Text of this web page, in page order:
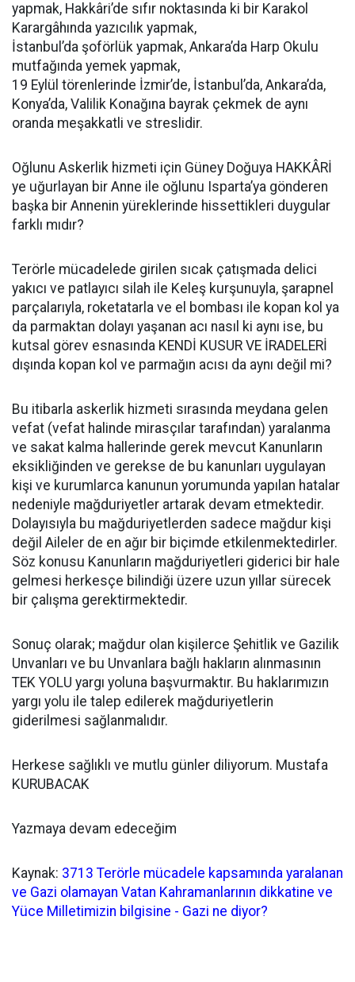
yapmak, Hakkâri’de sıfır noktasında ki bir Karakol
Karargâhında yazıcılık yapmak,
İstanbul’da şoförlük yapmak, Ankara’da Harp Okulu
mutfağında yemek yapmak,
19 Eylül törenlerinde İzmir’de, İstanbul’da, Ankara’da,
Konya’da, Valilik Konağına bayrak çekmek de aynı
oranda meşakkatli ve streslidir.
Oğlunu Askerlik hizmeti için Güney Doğuya HAKKÂRİ
ye uğurlayan bir Anne ile oğlunu Isparta’ya gönderen
başka bir Annenin yüreklerinde hissettikleri duygular
farklı mıdır?
Terörle mücadelede girilen sıcak çatışmada delici
yakıcı ve patlayıcı silah ile Keleş kurşunuyla, şarapnel
parçalarıyla, roketatarla ve el bombası ile kopan kol ya
da parmaktan dolayı yaşanan acı nasıl ki aynı ise, bu
kutsal görev esnasında KENDİ KUSUR VE İRADELERİ
dışında kopan kol ve parmağın acısı da aynı değil mi?
Bu itibarla askerlik hizmeti sırasında meydana gelen
vefat (vefat halinde mirasçılar tarafından) yaralanma
ve sakat kalma hallerinde gerek mevcut Kanunların
eksikliğinden ve gerekse de bu kanunları uygulayan
kişi ve kurumlarca kanunun yorumunda yapılan hatalar
nedeniyle mağduriyetler artarak devam etmektedir.
Dolayısıyla bu mağduriyetlerden sadece mağdur kişi
değil Aileler de en ağır bir biçimde etkilenmektedirler.
Söz konusu Kanunların mağduriyetleri giderici bir hale
gelmesi herkesçe bilindiği üzere uzun yıllar sürecek
bir çalışma gerektirmektedir.
Sonuç olarak; mağdur olan kişilerce Şehitlik ve Gazilik
Unvanları ve bu Unvanlara bağlı hakların alınmasının
TEK YOLU yargı yoluna başvurmaktır. Bu haklarımızın
yargı yolu ile talep edilerek mağduriyetlerin
giderilmesi sağlanmalıdır.
Herkese sağlıklı ve mutlu günler diliyorum. Mustafa
KURUBACAK
Yazmaya devam edeceğim
Kaynak: 3713 Terörle mücadele kapsamında yaralanan
ve Gazi olamayan Vatan Kahramanlarının dikkatine ve
Yüce Milletimizin bilgisine - Gazi ne diyor?